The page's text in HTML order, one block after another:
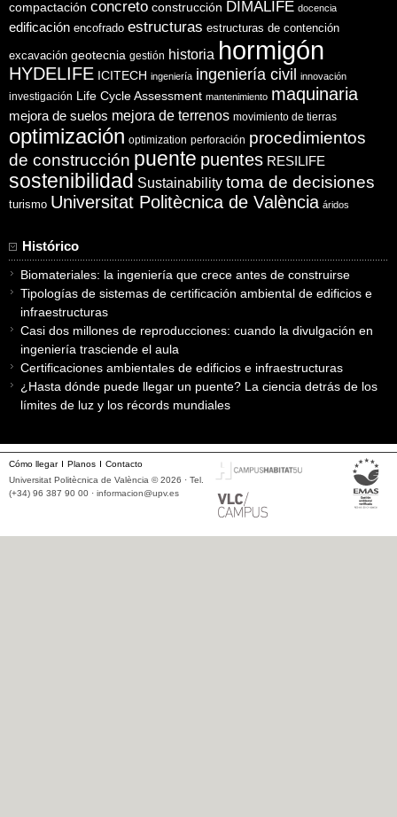
compactación concreto construcción DIMALIFE docencia
edificación encofrado estructuras estructuras de contención
excavación geotecnia gestión historia hormigón
HYDELIFE ICITECH ingeniería ingeniería civil innovación
investigación Life Cycle Assessment mantenimiento maquinaria
mejora de suelos mejora de terrenos movimiento de tierras
optimización optimization perforación procedimientos
de construcción puente puentes RESILIFE
sostenibilidad Sustainability toma de decisiones
turismo Universitat Politècnica de València áridos
Histórico
Biomateriales: la ingeniería que crece antes de construirse
Tipologías de sistemas de certificación ambiental de edificios e
infraestructuras
Casi dos millones de reproducciones: cuando la divulgación en
ingeniería trasciende el aula
Certificaciones ambientales de edificios e infraestructuras
¿Hasta dónde puede llegar un puente? La ciencia detrás de los
límites de luz y los récords mundiales
Cómo llegar Planos
Contacto
Universitat Politècnica de València © 2026 · Tel.
(+34) 96 387 90 00 · informacion@upv.es